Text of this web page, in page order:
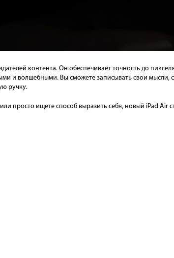
контента. Он обеспечивает точность до
и волшебными. Вы сможете записывать свои мысли,
ручку.
просто ищете способ выразить себя, новый iPad Air